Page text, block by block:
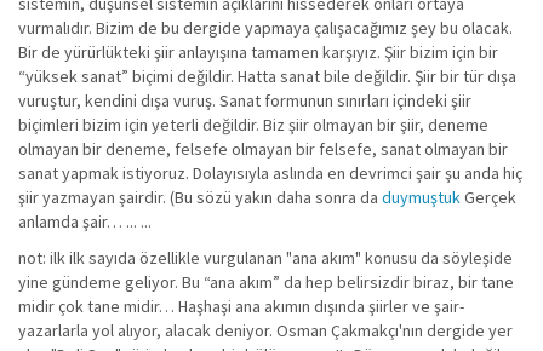
vurmalıdır. Bizim de bu dergide yapmaya çalışacağımız şey bu olacak.
Bir de yürürlükteki şiir anlayışına tamamen karşıyız. Şiir bizim için bir
“yüksek sanat” biçimi değildir. Hatta sanat bile değildir. Şiir bir tür dışa
vuruştur, kendini dışa vuruş. Sanat formunun sınırları içindeki şiir
biçimleri bizim için yeterli değildir. Biz şiir olmayan bir şiir, deneme
olmayan bir deneme, felsefe olmayan bir felsefe, sanat olmayan bir
sanat yapmak istiyoruz. Dolayısıyla aslında en devrimci şair şu anda hiç
şiir yazmayan şairdir. (Bu sözü yakın daha sonra da duymuştukGerçek
anlamda şair… ... ...
not: ilk ilk sayıda özellikle vurgulanan "ana akım" konusu da söyleşide
yine gündeme geliyor. Bu “ana akım” da hep belirsizdir biraz, bir tane
midir çok tane midir… Haşhaşi ana akımın dışında şiirler ve şair-
yazarlarla yol alıyor, alacak deniyor. Osman Çakmakçı'nın dergide yer